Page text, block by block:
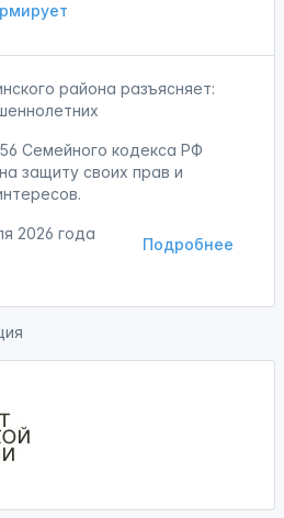
района разъясняет:
Семейного кодекса РФ
защиту своих прав и
Подробнее
2026 года